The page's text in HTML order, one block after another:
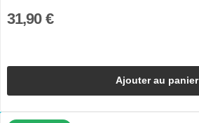
31,90 €
Ajouter au panier